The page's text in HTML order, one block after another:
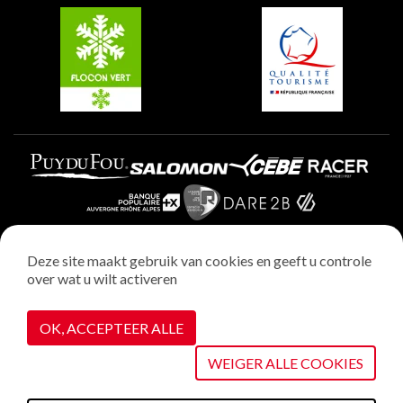
VOIR SUR LA CARTE
Plagne Villages
Plagne Aime 2000
Wettelijke vermeldingen
Privacybeleid
Realisatie : StudioJuillet
Cookiebeheer
Deze site maakt gebruik van cookies en geeft u controle
over wat u wilt activeren
OK, ACCEPTEER ALLE
WEIGER ALLE COOKIES